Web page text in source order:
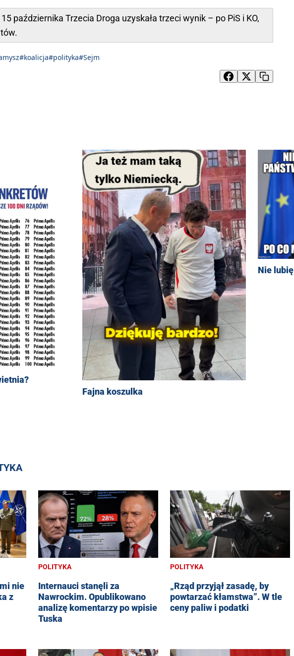
października Trzecia Droga uzyskała trzeci wynik – po PiS i KO,
#koalicja#polityka#Sejm
Fajna koszulka
Nie lubię
nie
z
POLITYKA
Internauci stanęli za
Nawrockim. Opublikowano
analizę komentarzy po wpisie
Tuska
POLITYKA
„Rząd przyjął zasadę, by
powtarzać kłamstwa”. W tle
ceny paliw i podatki